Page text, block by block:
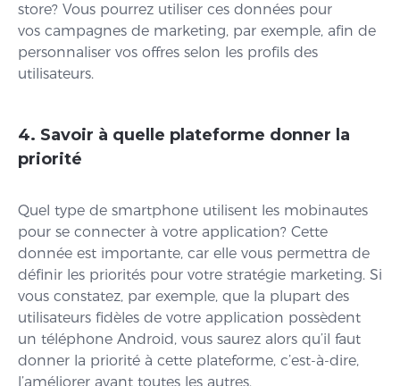
store? Vous pourrez utiliser ces données pour
vos campagnes de marketing, par exemple, afin de
personnaliser vos offres selon les profils des
utilisateurs.
4. Savoir à quelle plateforme donner la
priorité
Quel type de smartphone utilisent les mobinautes
pour se connecter à votre application? Cette
donnée est importante, car elle vous permettra de
définir les priorités pour votre stratégie marketing. Si
vous constatez, par exemple, que la plupart des
utilisateurs fidèles de votre application possèdent
un téléphone Android, vous saurez alors qu’il faut
donner la priorité à cette plateforme, c’est-à-dire,
l’améliorer avant toutes les autres.